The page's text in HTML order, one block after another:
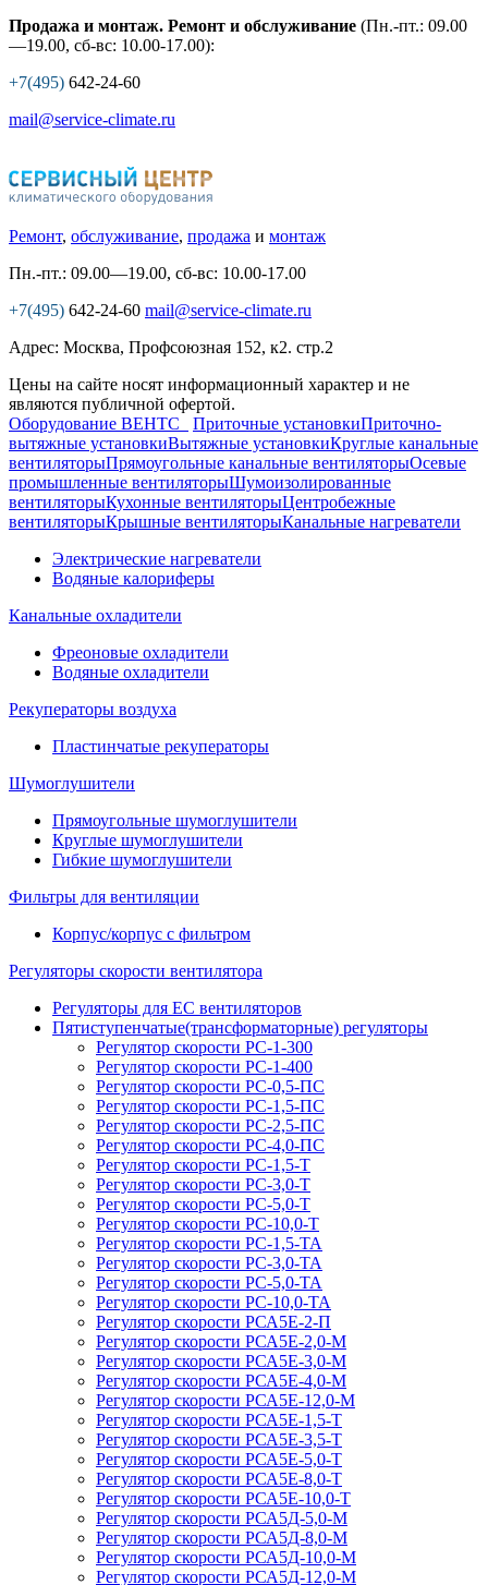
Продажа и монтаж. Ремонт и обслуживание (Пн.-пт.: 09.00
—19.00, сб-вс: 10.00-17.00):
+7(495) 642-24-60
mail@service-climate.ru
Ремонт, обслуживание, продажа и монтаж
Пн.-пт.: 09.00—19.00, сб-вс: 10.00-17.00
+7(495) 642-24-60 mail@service-climate.ru
Адрес: Москва, Профсоюзная 152, к2. стр.2
Цены на сайте носят информационный характер и не
являются публичной офертой.
Оборудование ВЕНТС
Приточные установкиПриточно-
вытяжные установкиВытяжные установкиКруглые канальные
вентиляторыПрямоугольные канальные вентиляторыОсевые
промышленные вентиляторыШумоизолированные
вентиляторыКухонные вентиляторыЦентробежные
вентиляторыКрышные вентиляторыКанальные нагреватели
Электрические нагреватели
Водяные калориферы
Канальные охладители
Фреоновые охладители
Водяные охладители
Рекуператоры воздуха
Пластинчатые рекуператоры
Шумоглушители
Прямоугольные шумоглушители
Круглые шумоглушители
Гибкие шумоглушители
Фильтры для вентиляции
Корпус/корпус с фильтром
Регуляторы скорости вентилятора
Регуляторы для EC вентиляторов
Пятиступенчатые(трансформаторные) регуляторы
Регулятор скорости РС-1-300
Регулятор скорости РС-1-400
Регулятор скорости РС-0,5-ПС
Регулятор скорости РС-1,5-ПС
Регулятор скорости РС-2,5-ПС
Регулятор скорости РС-4,0-ПС
Регулятор скорости РС-1,5-Т
Регулятор скорости РС-3,0-Т
Регулятор скорости РС-5,0-Т
Регулятор скорости РС-10,0-Т
Регулятор скорости РС-1,5-ТА
Регулятор скорости РС-3,0-ТА
Регулятор скорости РС-5,0-ТА
Регулятор скорости РС-10,0-ТА
Регулятор скорости РСА5Е-2-П
Регулятор скорости РСА5Е-2,0-М
Регулятор скорости РСА5Е-3,0-М
Регулятор скорости РСА5Е-4,0-М
Регулятор скорости РСА5Е-12,0-М
Регулятор скорости РСА5Е-1,5-Т
Регулятор скорости РСА5Е-3,5-Т
Регулятор скорости РСА5Е-5,0-Т
Регулятор скорости РСА5Е-8,0-Т
Регулятор скорости РСА5Е-10,0-Т
Регулятор скорости РСА5Д-5,0-М
Регулятор скорости РСА5Д-8,0-М
Регулятор скорости РСА5Д-10,0-М
Регулятор скорости РСА5Д-12,0-М